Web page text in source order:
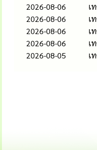
2026-08-06
เ
2026-08-06
เ
2026-08-06
เ
2026-08-06
เ
2026-08-05
เ